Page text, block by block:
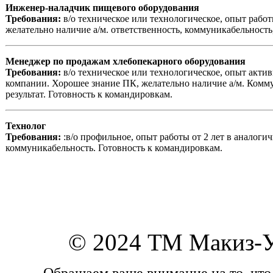
Инженер-наладчик пищевого оборудования
Требования: в/о техническое или технологическое, опыт
желательно наличие а/м. ответственность,
Менеджер по продажам хлебопекарного оборудования
Требования: в/о техническое или технологическое, опыт
компании. Хорошее знание ПК, желательно наличие а/м.
результат. Готовность к командировкам.
Технолог
Требования: :в/о профильное, опыт работы от 2 лет в
коммуникабельность. Готовность к командировкам.
© 2024 ТМ Макиз-